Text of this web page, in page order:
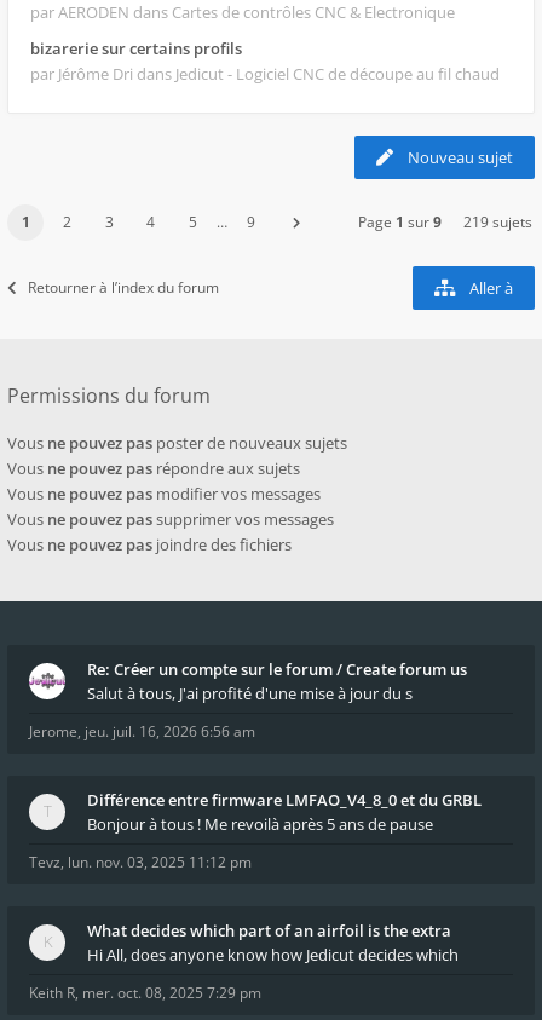
par AERODEN dans Cartes de contrôles CNC & Electronique
bizarerie sur certains profils
par Jérôme Dri dans Jedicut - Logiciel CNC de découpe au fil chaud
Nouveau sujet
1 2 3 4 5 … 9 Page 1 sur9 219 sujets
Retourner à l’index du forum Aller à
Permissions du forum
Vous ne pouvez pas poster de nouveaux sujets
Vous ne pouvez pas répondre aux sujets
Vous ne pouvez pas modifier vos messages
Vous ne pouvez passupprimer vos messages
Vous ne pouvez pas joindre des fichiers
Re: Créer un compte sur le forum / Create forum us
Salut à tous, J'ai profité d'une mise à jour du s
Jerome, jeu. juil. 16, 2026 6:56 am
Différence entre firmware LMFAO_V4_8_0 et du GRBL
Bonjour à tous ! Me revoilà après 5 ans de pause
Tevz, lun. nov. 03, 2025 11:12 pm
What decides which part of an airfoil is the extra
Hi All, does anyone know how Jedicut decides which
Keith R, mer. oct. 08, 2025 7:29 pm